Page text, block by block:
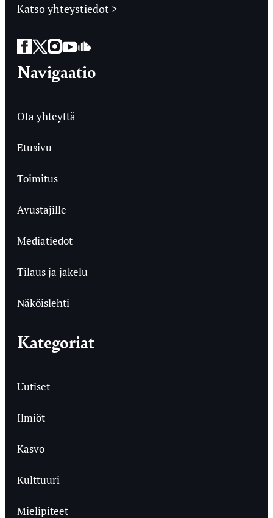
Katso yhteystiedot >
Facebook
Twitter
Instagram
YouTube
SoundCloud
Navigaatio
Ota yhteyttä
Etusivu
Toimitus
Avustajille
Mediatiedot
Tilaus ja jakelu
Näköislehti
Kategoriat
Uutiset
Ilmiöt
Kasvo
Kulttuuri
Mielipiteet